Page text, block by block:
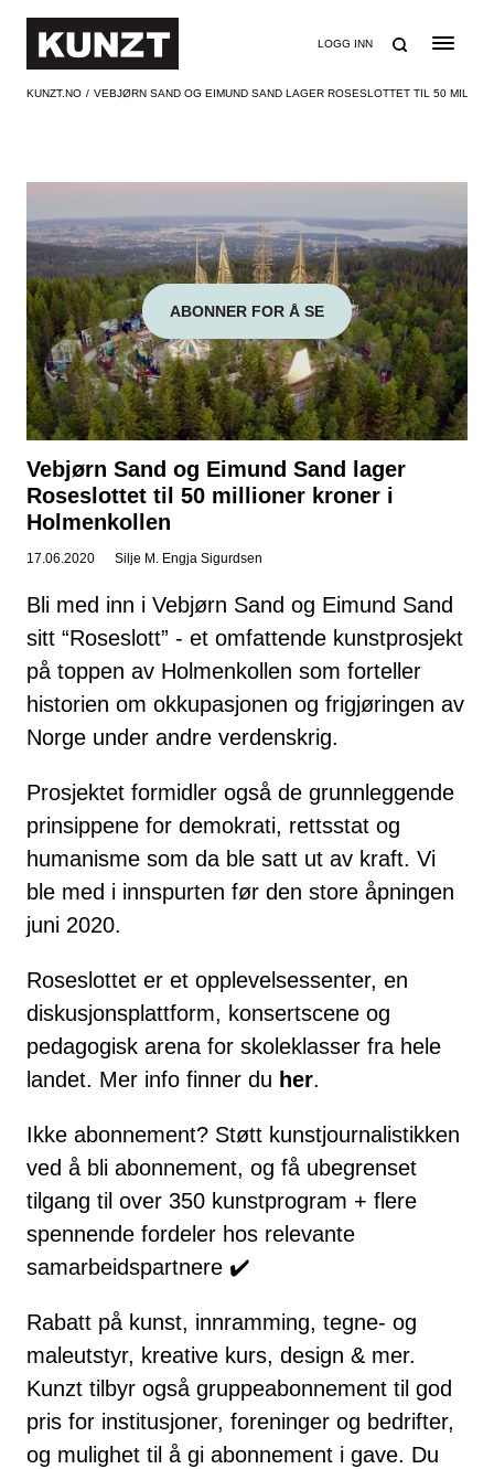
LOGG INN
KUNZT.NO VEBJØRN SAND OG EIMUND SAND LAGER ROSESLOTTET TIL 50
ABONNER FOR Å SE
Vebjørn Sand og Eimund Sand lager
Roseslottet til 50 millioner kroner i
Holmenkollen
17.06.2020 Silje M. Engja Sigurdsen
Bli med inn i Vebjørn Sand og Eimund Sand
sitt “Roseslott” - et omfattende kunstprosjekt
på toppen av Holmenkollen som forteller
historien om okkupasjonen og frigjøringen av
Norge under andre verdenskrig.
Prosjektet formidler også de grunnleggende
prinsippene for demokrati, rettsstat og
humanisme som da ble satt ut av kraft. Vi
ble med i innspurten før den store åpningen
juni 2020.
Roseslottet er et opplevelsessenter, en
diskusjonsplattform, konsertscene og
pedagogisk arena for skoleklasser fra hele
landet. Mer info finner du her.
Ikke abonnement? Støtt kunstjournalistikken
ved å bli abonnement, og få ubegrenset
tilgang til over 350 kunstprogram + flere
spennende fordeler hos relevante
samarbeidspartnere ✔️
Rabatt på kunst, innramming, tegne- og
maleutstyr, kreative kurs, design & mer.
Kunzt tilbyr også gruppeabonnement til god
pris for institusjoner, foreninger og bedrifter,
og mulighet til å gi abonnement i gave. Du